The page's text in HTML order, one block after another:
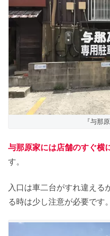
『与那
与那原家には店舗のすぐ横
す。
入口は車二台がすれ違える
る時は少し注意が必要です。